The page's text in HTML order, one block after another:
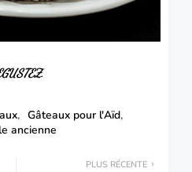
Gâteaux pour l'Aïd
ancienne
PLUS RÉCENTE